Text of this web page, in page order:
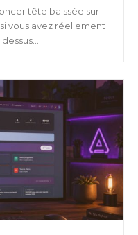
tête baissée sur
vous avez réellement